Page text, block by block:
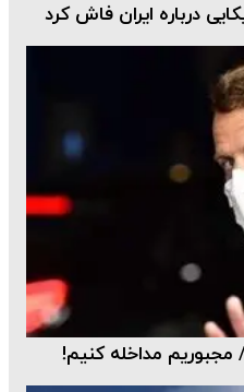
درباره ایران فاش کرد
مجبوریم مداخله کنیم!